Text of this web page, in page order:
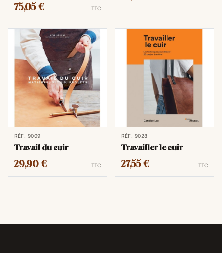
75,05 € TTC
RÉF. 9009
Travail du cuir
29,90 € TTC
RÉF. 9028
Travailler le cuir
27,55 € TTC